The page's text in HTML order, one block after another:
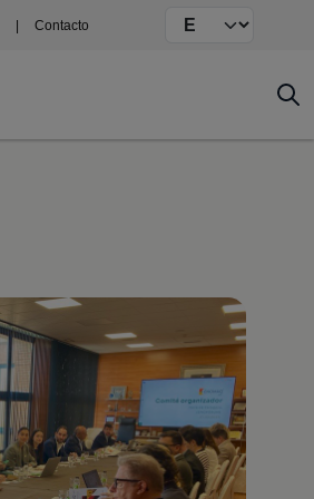
Contacto Select your